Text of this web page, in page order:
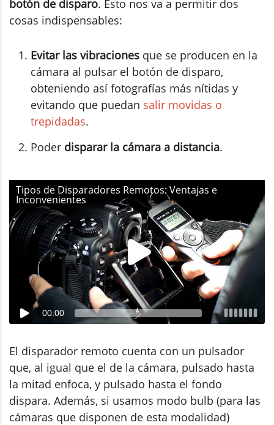
botón de disparo. Esto nos va a permitir dos
cosas indispensables:
Evitar las vibraciones que se producen en la
cámara al pulsar el botón de disparo,
obteniendo así fotografías más nítidas y
evitando que puedan salir movidas o
trepidadas.
Poder disparar la cámara a distancia.
Tipos de Disparadores Remotos: Ventajas e
Inconvenientes
00:00
El disparador remoto cuenta con un pulsador
que, al igual que el de la cámara, pulsado hasta
la mitad enfoca, y pulsado hasta el fondo
dispara. Además, si usamos modo bulb (para las
cámaras que disponen de esta modalidad)